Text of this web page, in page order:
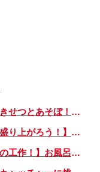
【ボーネルンドのきせつとあそぼ！】画用紙に、塗って、切って、貼って完成！ 夏を彩る元気なお花「カラフルサンフラワー」の作り方
【夏祭りごっこで盛り上がろう！】紙皿やストローでフォトプロップス風のおしゃれな「おめん」の作り方
【牛乳パックで夏の工作！】お風呂やおうちプールで水に浮かべてあそぼ！「牛乳パックのぷかぷかボート」